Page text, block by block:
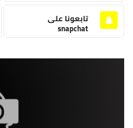
تابعونا على
snapchat